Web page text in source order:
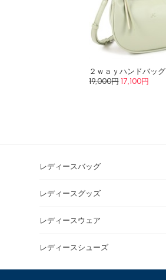
２ｗａｙハンドバッグ
19,000円 17,100円
レディースバッグ
レディースグッズ
レディースウェア
レディースシューズ